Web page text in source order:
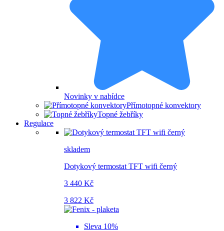
Novinky v nabídce
Přímotopné konvektory
Topné žebříky
Regulace
skladem
Dotykový termostat TFT wifi černý
3 440 Kč
3 822 Kč
Sleva 10%